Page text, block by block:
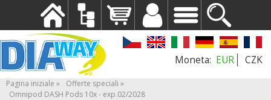
EUR CZK
Pagina iniziale
Offerte speciali
Omnipod DASH Pods 10x - exp.02/2028